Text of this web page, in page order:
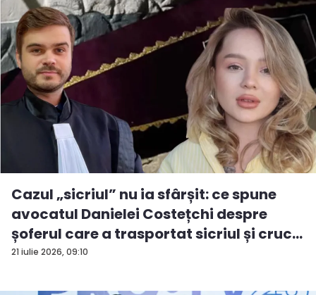
21 iulie 2026, 09:10
Cazul „sicriul” nu ia sfârșit: ce spune
avocatul Danielei Costețchi despre
șoferul care a trasportat sicriul și cruc...